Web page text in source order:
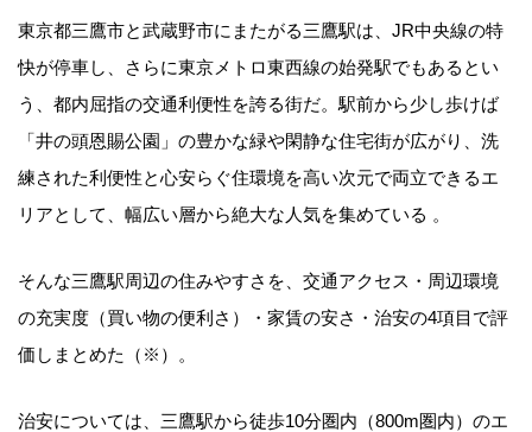
東京都三鷹市と武蔵野市にまたがる三鷹駅は、JR中央線の特
快が停車し、さらに東京メトロ東西線の始発駅でもあるとい
う、都内屈指の交通利便性を誇る街だ。駅前から少し歩けば
「井の頭恩賜公園」の豊かな緑や閑静な住宅街が広がり、洗
練された利便性と心安らぐ住環境を高い次元で両立できるエ
リアとして、幅広い層から絶大な人気を集めている 。
そんな三鷹駅周辺の住みやすさを、交通アクセス・周辺環境
の充実度（買い物の便利さ）・家賃の安さ・治安の4項目で評
価しまとめた（※）。
治安については、三鷹駅から徒歩10分圏内（800m圏内）のエ